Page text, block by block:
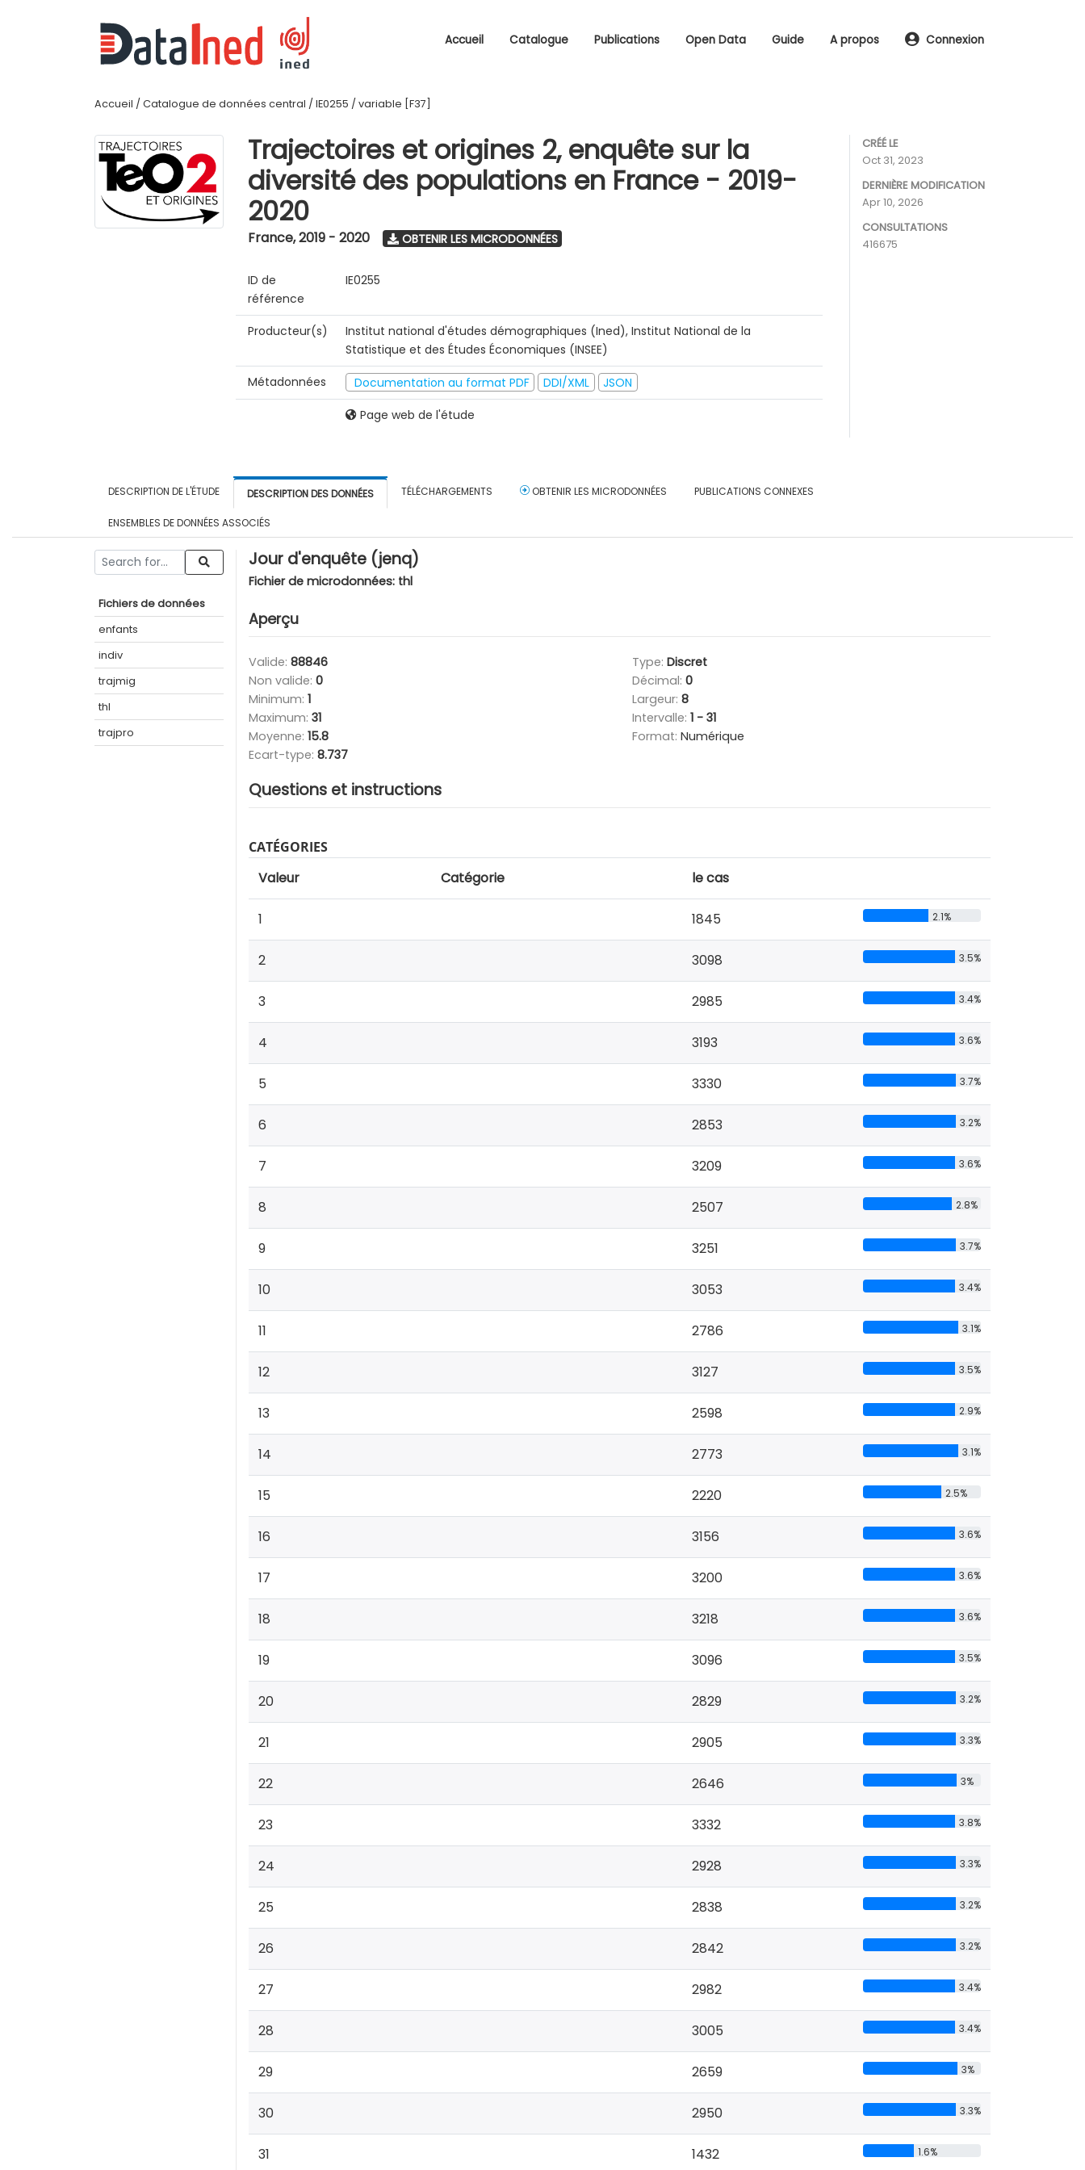
Accueil Catalogue Publications Open Data Guide A propos Connexion
Accueil / Catalogue de données central / IE0255 / variable [F37]
Trajectoires et origines 2, enquête sur la
diversité des populations en France - 2019-
2020
France,2019 - 2020 OBTENIR LES MICRODONNÉES
ID de
référence
IE0255
Producteur(s)
Institut national d'études démographiques (Ined), Institut National de la
Statistique et des Études Économiques (INSEE)
Métadonnées
Documentation au format PDF DDI/XML
JSON
Page web de l'étude
CRÉÉ LE
Oct 31, 2023
DERNIÈRE MODIFICATION
Apr 10, 2026
CONSULTATIONS
416675
DESCRIPTION DE L'ÉTUDE DESCRIPTION DES DONNÉES TÉLÉCHARGEMENTS OBTENIR LES MICRODONNÉES PUBLICATIONS CONNEXES
ENSEMBLES DE DONNÉES ASSOCIÉS
Fichiers de données
enfants
indiv
trajmig
thl
trajpro
Jour d'enquête (jenq)
Fichier de microdonnées: thl
Aperçu
Valide: 88846
Non valide: 0
Minimum: 1
Maximum: 31
Moyenne: 15.8
Ecart-type: 8.737
Type: Discret
Décimal: 0
Largeur: 8
Intervalle: 1 - 31
Format: Numérique
Questions et instructions
CATÉGORIES
Valeur Catégorie le cas
1 1845 2.1%
2 3098 3.5%
3 2985 3.4%
4 3193 3.6%
5 3330 3.7%
6 2853 3.2%
7 3209 3.6%
8 2507 2.8%
9 3251 3.7%
10 3053 3.4%
11 2786 3.1%
12 3127 3.5%
13 2598 2.9%
14 2773 3.1%
15 2220 2.5%
16 3156 3.6%
17 3200 3.6%
18 3218 3.6%
19 3096 3.5%
20 2829 3.2%
21 2905 3.3%
22 2646 3%
23 3332 3.8%
24 2928 3.3%
25 2838 3.2%
26 2842 3.2%
27 2982 3.4%
28 3005 3.4%
29 2659 3%
30 2950 3.3%
31 1432 1.6%